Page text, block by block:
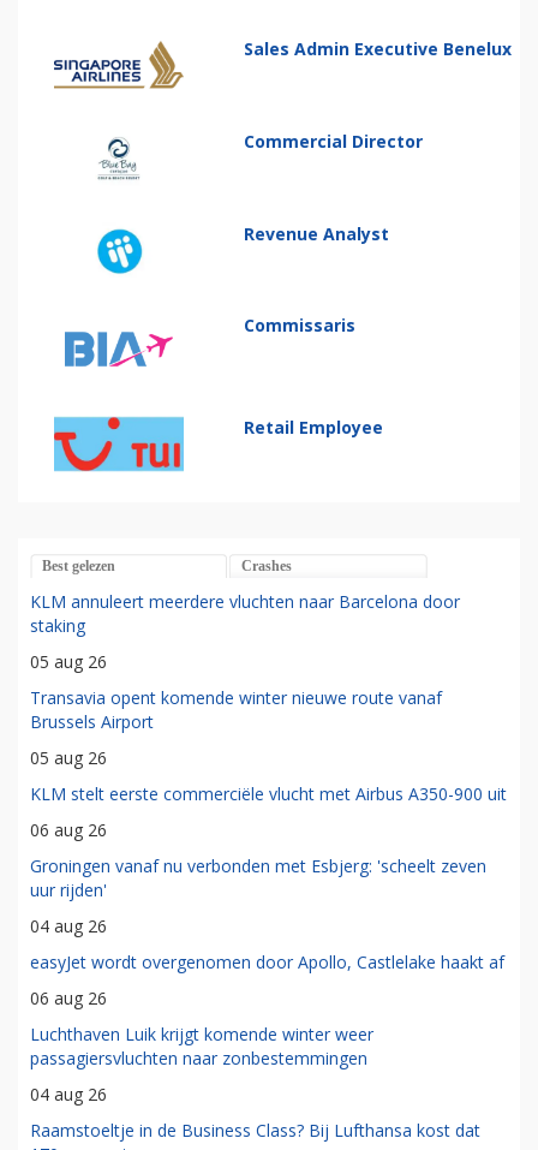
Sales Admin Executive Benelux
Commercial Director
Revenue Analyst
Commissaris
Retail Employee
Best gelezen Crashes
KLM annuleert meerdere vluchten naar Barcelona door
staking
05 aug 26
Transavia opent komende winter nieuwe route vanaf
Brussels Airport
05 aug 26
KLM stelt eerste commerciële vlucht met Airbus A350-900 uit
06 aug 26
Groningen vanaf nu verbonden met Esbjerg: 'scheelt zeven
uur rijden'
04 aug 26
easyJet wordt overgenomen door Apollo, Castlelake haakt af
06 aug 26
Luchthaven Luik krijgt komende winter weer
passagiersvluchten naar zonbestemmingen
04 aug 26
Raamstoeltje in de Business Class? Bij Lufthansa kost dat